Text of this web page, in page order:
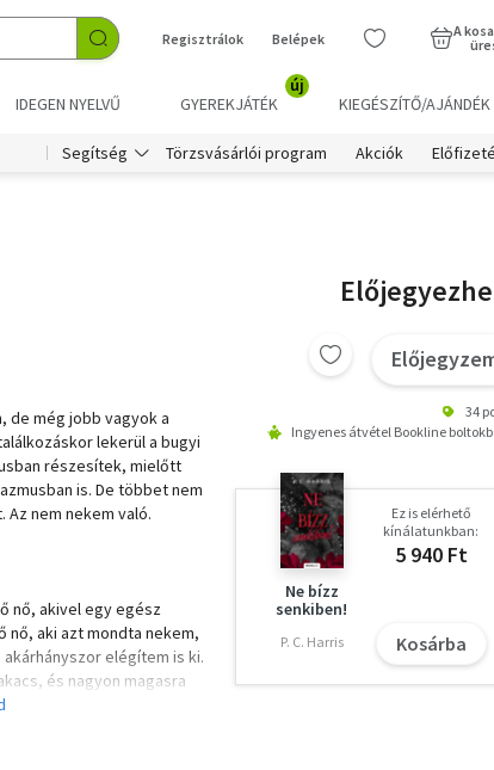
Regisztrálok Belépek
A
IDEGEN NYELVŰ GYEREKJÁTÉK
új
KIEGÉSZÍTŐ/AJÁNDÉK
Segítség Törzsvásárlói program Akciók
de még jobb vagyok a
lekerül a bugyi
részesítek, mielőtt
is. De többet nem
nem nekem való.
nő, akivel egy egész
nő, aki azt mondta nekem,
elégítem is ki.
és nagyon magasra
vár rá...
34
Ingyenes átvétel Bookline
Ne bízz
senkiben!
P. C. Harris
Ez is elérhető
kínálatunkban:
5 940 Ft
Kosárba